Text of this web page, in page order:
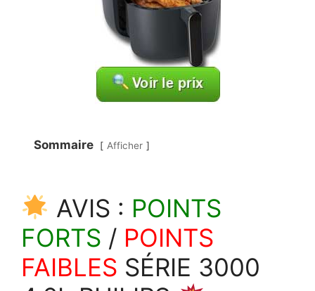
Sommaire Afficher
AVIS : POINTS
FORTS / POINTS
FAIBLES SÉRIE 3000